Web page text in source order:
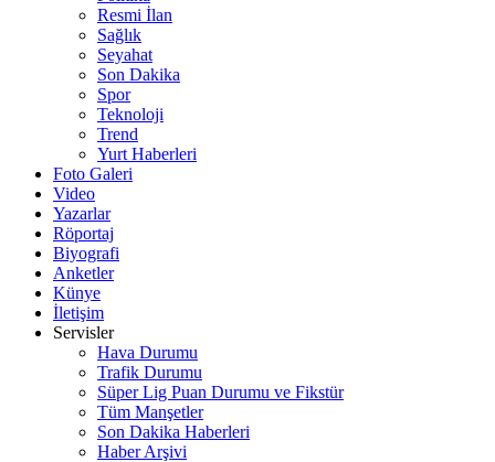
Resmi İlan
Sağlık
Seyahat
Son Dakika
Spor
Teknoloji
Trend
Yurt Haberleri
Foto Galeri
Video
Yazarlar
Röportaj
Biyografi
Anketler
Künye
İletişim
Servisler
Hava Durumu
Trafik Durumu
Süper Lig Puan Durumu ve Fikstür
Tüm Manşetler
Son Dakika Haberleri
Haber Arşivi